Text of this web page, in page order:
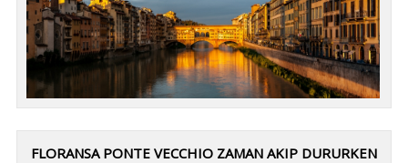
FLORANSA PONTE VECCHIO ZAMAN AKIP DURURKEN